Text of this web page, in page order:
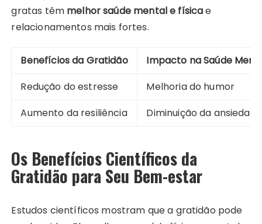
gratas têm melhor saúde mental e físicae
relacionamentos mais fortes.
Benefícios da Gratidão
Impacto na Saúde
Redução do estresse
Melhoria do humor
Aumento da resiliência
Diminuição da ansiedade
Os Benefícios Científicos da
Gratidão para Seu Bem-estar
Estudos científicos mostram que a gratidão pode